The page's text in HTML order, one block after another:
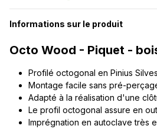
Informations sur le produit
Octo Wood - Piquet -
Profilé octogonal en Pinius
Montage facile sans pré-
Adapté à la réalisation d'une
Le profil octogonal assure en
Imprégnation en autoclave très